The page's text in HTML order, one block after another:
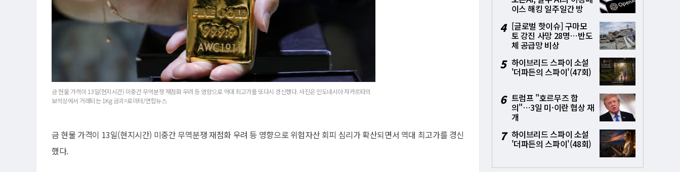
금 현물 가격이 13일(현지시간) 미중간 무역분쟁 재점화 우려 등 영향으로 역대 최고가를 또다시 경신했다. 사진은 인도네시아 자카르타의
보석상에서 거래되는 1Kg 금괴=로이터/연합뉴스
금 현물 가격이 13일(현지시간) 미중간 무역분쟁 재점화 우려 등 영향으로 위험자산 회피 심리가 확산되면서 역대 최고가를 경신
했다.
이스 해킹 일주일간 방
4 [글로벌 핫이슈] 구마모
토 강진 사망 28명⋯반도
체 공급망 비상
5 하이브리드 스파이 소설
'더파든의 스파이'(47회)
6 트럼프 "호르무즈 합
의"⋯3일 미·이란 협상 재
개
7 하이브리드 스파이 소설
'더파든의 스파이'(48회)